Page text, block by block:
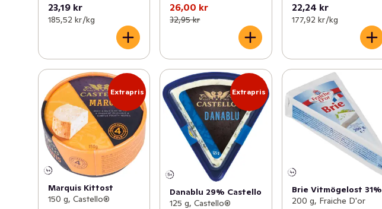
23,19 kr
185,52 kr /kg
26,00 kr
32,95 kr
22,24 kr
177,92 kr /kg
Extrapris
Marquis Kittost
150 g, Castello®
Extrapris
Danablu 29% Castello
125 g, Castello®
Brie Vitmögelost 31%
200 g, Fraiche D'or